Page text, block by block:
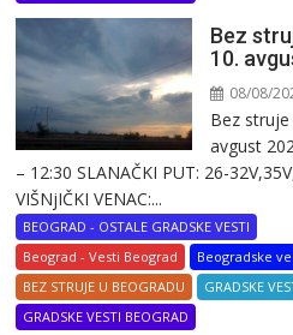
Bez
10.
08/08/
Bez
avgust
– 12:30 SLANAČKI PUT: 26-
VIŠNjIČKI VENAC:...
BEOGRAD - OSTALE GRADSKE VESTI
Beograd - Vesti Beograd
Beogradske
BEZ STRUJE U BEOGRADU
GRADSKE
GRADSKE VESTI BEOGRAD